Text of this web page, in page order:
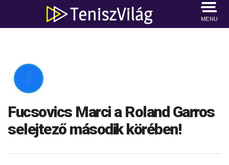
MENU

Fucsovics Marci a Roland Garros
selejtező második körében!